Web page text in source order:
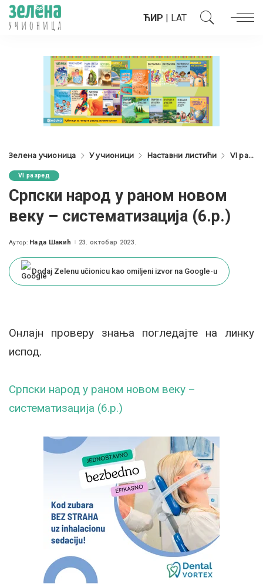
ЋИР | LAT
Зелена учионица У учионици Наставни листићи VI разред
VI разред
Српски народ у раном новом
веку – систематизација (6.р.)
Posted
Аутор: Нада Шакић 23. октобар 2023.
Dodaj Zelenu učionicu kao omiljeni izvor na Google-u
Онлајн проверу знања погледајте на линку
испод.
Српски народ у раном новом веку –
систематизација (6.р.)